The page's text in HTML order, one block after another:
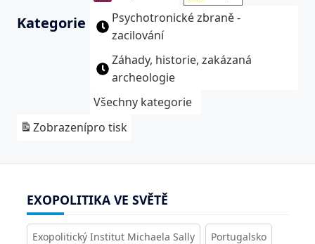
Kategorie
Psychotronické zbraně -
zacilování
Záhady, historie, zakázaná
archeologie
Všechny kategorie
Zobrazenípro tisk
EXOPOLITIKA VE SVĚTĚ
Exopolitický Institut Michaela Sally Portugalsko